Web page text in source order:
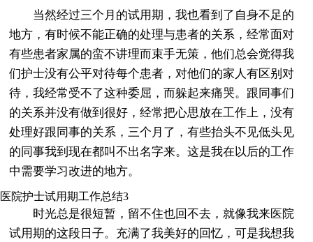
当然经过三个月的试用期，我也看到了自身不足的
地方，有时候不能正确的处理与患者的关系，经常面对
有些患者家属的蛮不讲理而束手无策，他们总会觉得我
们护士没有公平对待每个患者，对他们的家人有区别对
待，我经常受不了这种委屈，而躲起来痛哭。跟同事们
的关系并没有做到很好，经常把心思放在工作上，没有
处理好跟同事的关系，三个月了，有些抬头不见低头见
的同事我到现在都叫不出名字来。这是我在以后的工作
中需要学习改进的地方。
医院护士试用期工作总结3
时光总是很短暂，留不住也回不去，就像我来医院
试用期的这段日子。充满了我美好的回忆，可是我想我